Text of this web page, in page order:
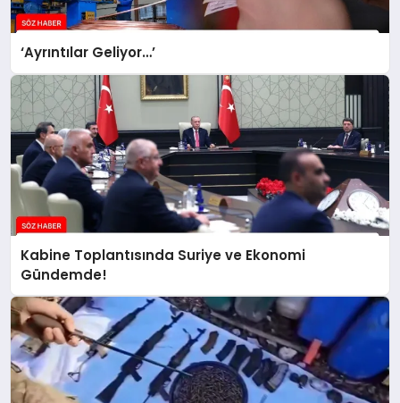
‘Ayrıntılar Geliyor…’
Kabine Toplantısında Suriye ve Ekonomi
Gündemde!